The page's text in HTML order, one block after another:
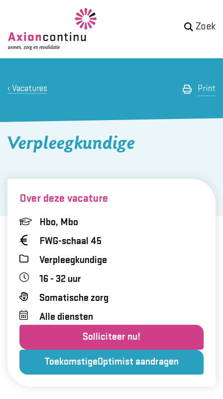
Zoek
Vacatures Print
Verpleegkundige
Over deze vacature
Hbo, Mbo
FWG-schaal 45
Verpleegkundige
16 - 32 uur
Somatische zorg
Alle diensten
Solliciteer nu!
ToekomstigeOptimist aandragen